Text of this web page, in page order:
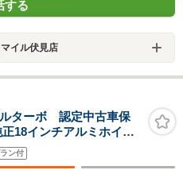
する
イル伏見店
ターボ 認定中古車保
18インチアルミホイー
ライト/バックモニター/
フレール
ン付